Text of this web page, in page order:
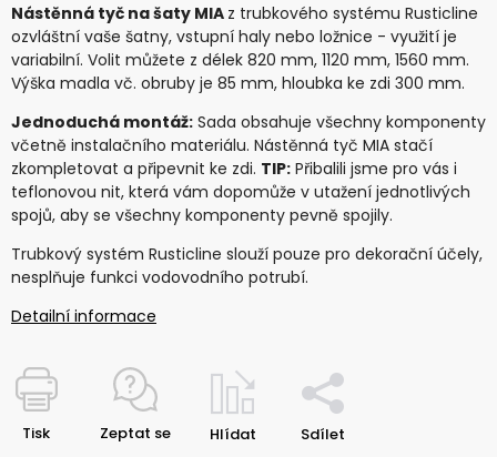
Nástěnná tyč na šaty MIA z trubkového systému Rusticline
ozvláštní vaše šatny, vstupní haly nebo ložnice - využití je
variabilní. Volit můžete z délek 820 mm, 1120 mm, 1560 mm.
Výška madla vč. obruby je 85 mm, hloubka ke zdi 300 mm.
Jednoduchá montáž: Sada obsahuje všechny komponenty
včetně instalačního materiálu. Nástěnná tyč MIA stačí
zkompletovat a připevnit ke zdi. TIP: Přibalili jsme pro vás i
teflonovou nit, která vám dopomůže v utažení jednotlivých
spojů, aby se všechny komponenty pevně spojily.
Trubkový systém Rusticline slouží pouze pro dekorační účely,
nesplňuje funkci vodovodního potrubí.
Detailní informace
Tisk Zeptat se Hlídat Sdílet